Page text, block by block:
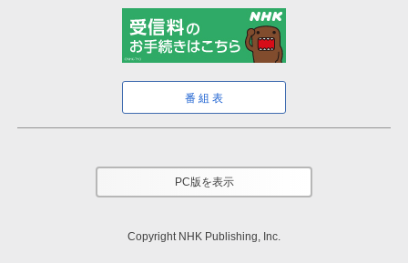
番組表
PC版を表示
Copyright NHK Publishing, Inc.